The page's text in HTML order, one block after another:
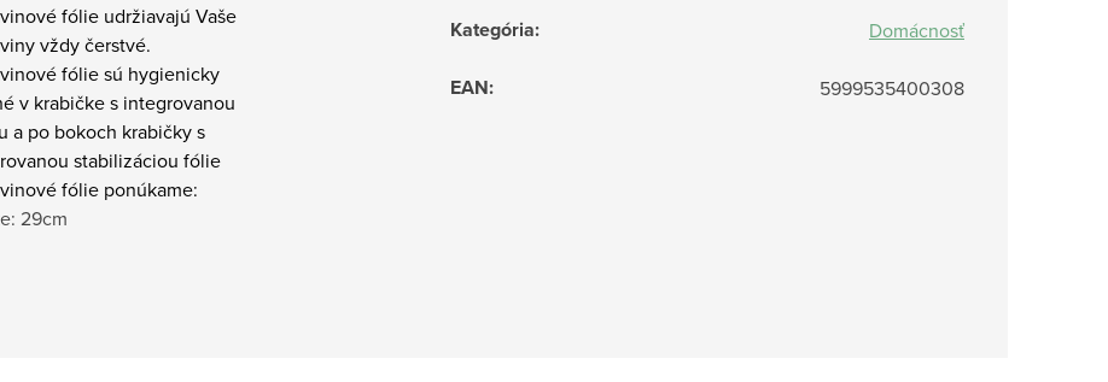
fólie udržiavajú Vaše
vždy čerstvé.
fólie sú hygienicky
v krabičke s integrovanou
a po bokoch krabičky s
stabilizáciou fólie
fólie ponúkame:
29cm
Kategória: Domácnosť
EAN: 5999535400308